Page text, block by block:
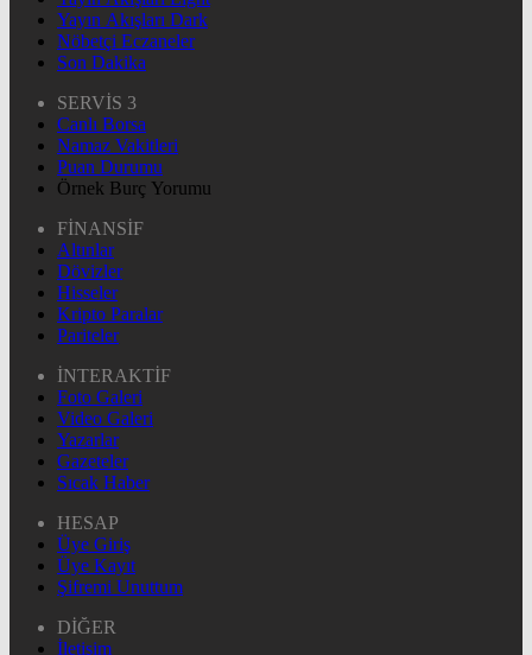
Yayın Akışları Dark
Nöbetçi Eczaneler
Son Dakika
SERVİS 3
Canlı Borsa
Namaz Vakitleri
Puan Durumu
Örnek Burç Yorumu
FİNANSİF
Altınlar
Dövizler
Hisseler
Kripto Paralar
Pariteler
İNTERAKTİF
Foto Galeri
Video Galeri
Yazarlar
Gazeteler
Sıcak Haber
HESAP
Üye Giriş
Üye Kayıt
Şifremi Unuttum
DİĞER
İletişim